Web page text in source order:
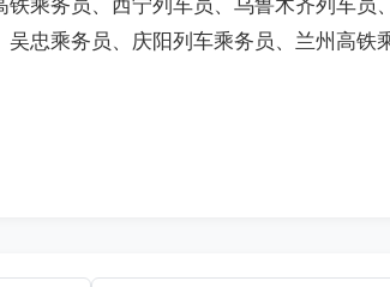
忠乘务员、庆阳列车乘务员、兰州高铁